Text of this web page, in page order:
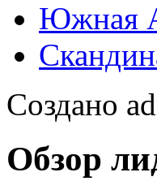
Южная
Создано
Обзор